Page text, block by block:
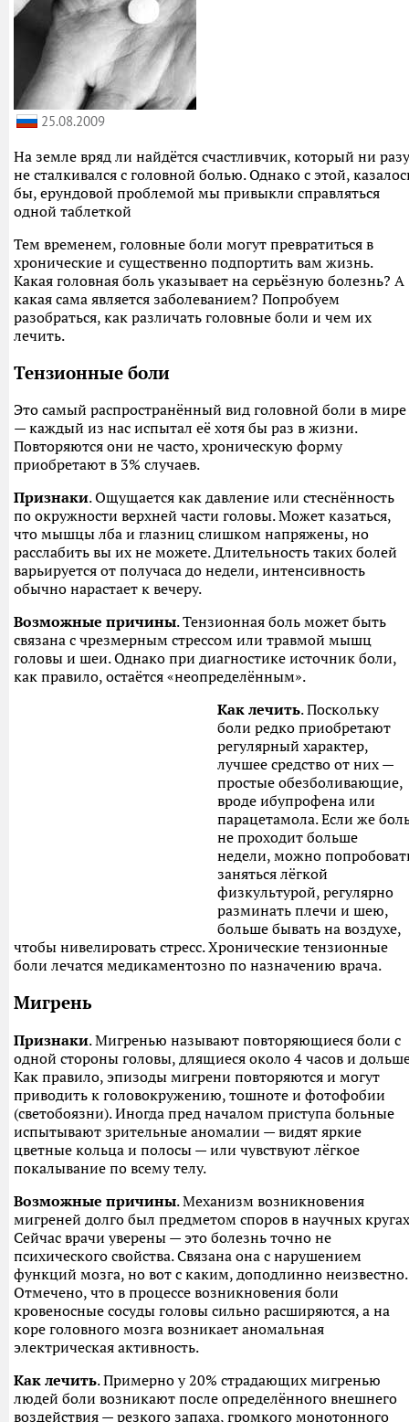
25.08.2009
На земле вряд ли найдётся счастливчик, который ни разу
не сталкивался с головной болью. Однако с этой,
бы, ерундовой проблемой мы привыкли справляться
одной таблеткой
Тем временем, головные боли могут превратиться в
хронические и существенно подпортить вам жизнь.
Какая головная боль указывает на серьёзную болезнь? А
какая сама является заболеванием? Попробуем
разобраться, как различать головные боли и чем их
лечить.
Тензионные боли
Это самый распространённый вид головной боли в мире
— каждый из нас испытал её хотя бы раз в жизни.
Повторяются они не часто, хроническую форму
приобретают в 3% случаев.
Признаки. Ощущается как давление или стеснённость
по окружности верхней части головы. Может казаться,
что мышцы лба и глазниц слишком напряжены, но
расслабить вы их не можете. Длительность таких болей
варьируется от получаса до недели, интенсивность
обычно нарастает к вечеру.
Возможные причины. Тензионная боль может быть
связана с чрезмерным стрессом или травмой мышц
головы и шеи. Однако при диагностике источник боли,
как правило, остаётся «неопределённым».
Как лечить. Поскольку
боли редко приобретают
регулярный характер,
лучшее средство от них —
простые обезболивающие,
вроде ибупрофена или
парацетамола. Если же
не проходит больше
недели, можно
заняться лёгкой
физкультурой, регулярно
разминать плечи и шею,
больше бывать на воздухе,
чтобы нивелировать стресс. Хронические тензионные
боли лечатся медикаментозно по назначению врача.
Мигрень
Признаки. Мигренью называют повторяющиеся боли с
одной стороны головы, длящиеся около 4 часов и
Как правило, эпизоды мигрени повторяются и могут
приводить к головокружению, тошноте и фотофобии
(светобоязни). Иногда пред началом приступа больные
испытывают зрительные аномалии — видят яркие
цветные кольца и полосы — или чувствуют лёгкое
покалывание по всему телу.
Возможные причины. Механизм возникновения
мигреней долго был предметом споров в научных
Сейчас врачи уверены — это болезнь точно не
психического свойства. Связана она с нарушением
функций мозга, но вот с каким, доподлинно неизвестно.
Отмечено, что в процессе возникновения боли
кровеносные сосуды головы сильно расширяются, а на
коре головного мозга возникает аномальная
электрическая активность.
Как лечить. Примерно у 20% страдающих мигренью
людей боли возникают после определённого внешнего
воздействия — резкого запаха, громкого монотонного